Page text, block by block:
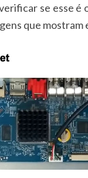
se esse é
que mostram